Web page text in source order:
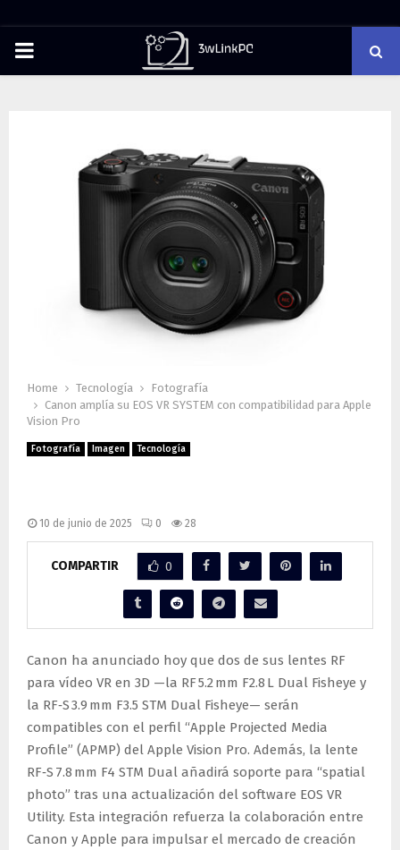
PRIMARY
Home Tecnología
Fotografía
Canon amplía su EOS VR SYSTEM con compatibilidad para Apple
Vision Pro
Fotografía Imagen Tecnología
10 de junio de 2025 0 28
COMPARTIR 0
Canon ha anunciado hoy que dos de sus lentes RF
para vídeo VR en 3D —la RF 5.2 mm F2.8 L Dual Fisheye y
la RF‑S 3.9 mm F3.5 STM Dual Fisheye— serán
compatibles con el perfil “Apple Projected Media
Profile” (APMP) del Apple Vision Pro. Además, la lente
RF‑S 7.8 mm F4 STM Dual añadirá soporte para “spatial
photo” tras una actualización del software EOS VR
Utility. Esta integración refuerza la colaboración entre
Canon y Apple para impulsar el mercado de creación